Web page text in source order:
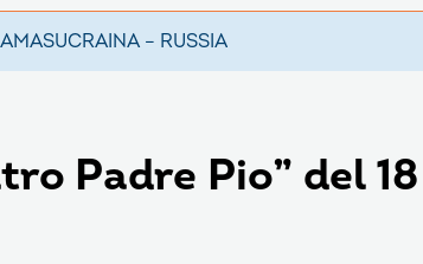
UCRAINA – RUSSIA
Padre Pio” del 18